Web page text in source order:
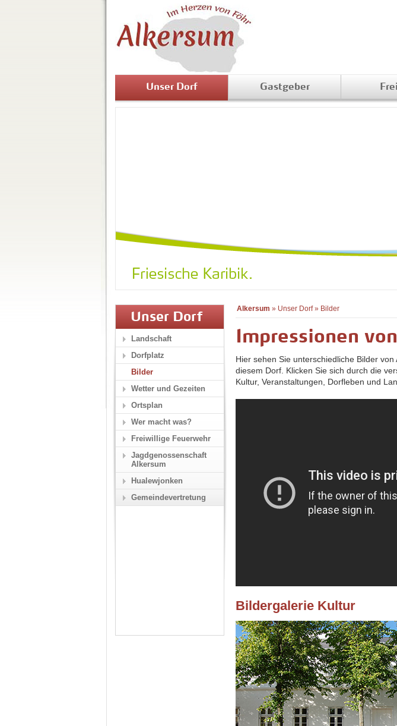
Unser Dorf Gastgeber
Alkersum » Unser Dorf» Bilder
Impressionen
Hier sehen Sie unterschiedliche Bilder
diesem Dorf. Klicken Sie sich durch die
Kultur, Veranstaltungen, Dorfleben und
Bildergalerie Kultur
Unser Dorf
Landschaft
Dorfplatz
Bilder
Wetter und Gezeiten
Ortsplan
Wer macht was?
Freiwillige Feuerwehr
Jagdgenossenschaft
Alkersum
Hualewjonken
Gemeindevertretung